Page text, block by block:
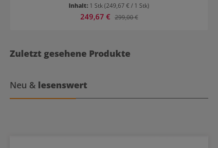
drehbarer Daumenring
Inhalt: 1 Stk(249,67 € / 1 Stk)
Verkaufspreis:
249,67 € Regulärer Preis:
299,00 €
Zuletzt gesehene Produkte
Neu & lesenswert